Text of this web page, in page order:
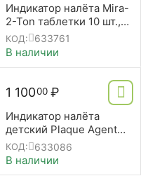
Индикатор налёта Mira-
2-Ton таблетки 10 шт.,
miradent
КОД: 633761
В наличии
1 10000 ₽
Индикатор налёта
детский Plaque Agent
500мл., miradent,
Германия
КОД: 633086
В наличии